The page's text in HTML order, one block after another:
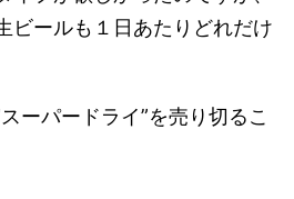
ビールも１日あたりどれだけ
ーパードライ”を売り切るこ